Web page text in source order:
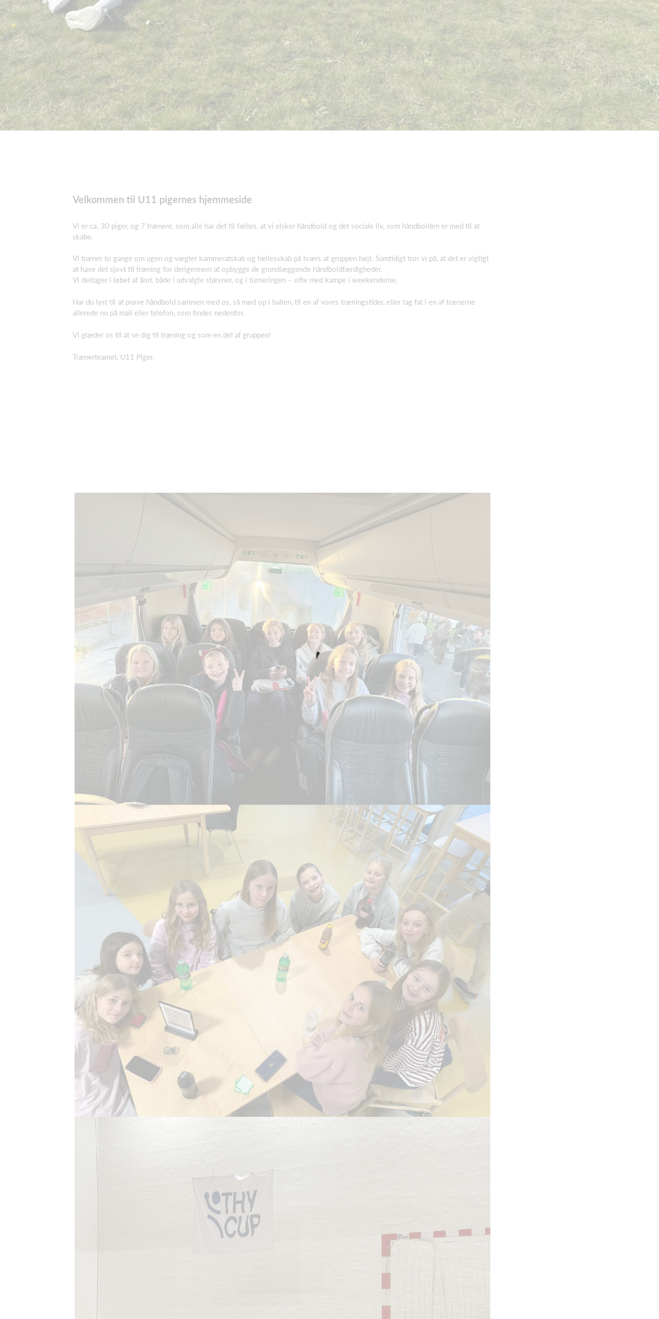
Velkommen til U11 pigernes hjemmeside
Vi er ca. 30 piger, og 7 trænere, som alle har det til fælles, at vi elsker håndbold og det sociale liv, som håndbolden er med til at
skabe.
Vi træner to gange om ugen og vægter kammeratskab og fællesskab på tværs af gruppen højt. Samtidigt tror vi på, at det er vigtigt
at have det sjovt til træning for derigennem at opbygge de grundlæggende håndboldfærdigheder.
Vi deltager i løbet af året, både i udvalgte stævner, og i turneringen – ofte med kampe i weekenderne.
Har du lyst til at prøve håndbold sammen med os, så mød op i hallen, til en af vores træningstider, eller tag fat i en af trænerne
allerede nu på mail eller telefon, som findes nedenfor.
Vi glæder os til at se dig til træning og som en del af gruppen!
Trænerteamet, U11 Piger.